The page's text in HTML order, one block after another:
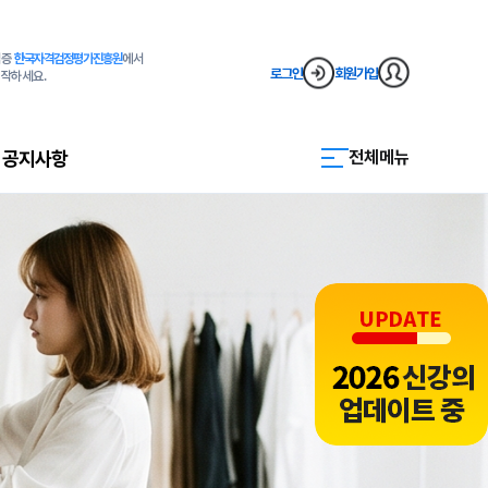
증한국자격검정평가진흥원에서
하세요.
로그인 회원가입
공지사항 전체메뉴